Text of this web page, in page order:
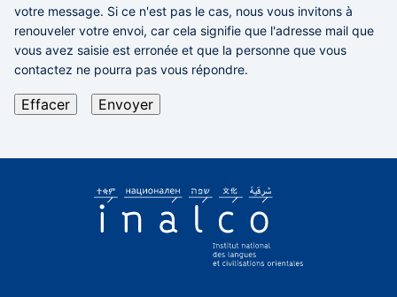
votre message. Si ce n'est pas le cas, nous vous invitons à
renouveler votre envoi, car cela signifie que l'adresse mail que
vous avez saisie est erronée et que la personne que vous
contactez ne pourra pas vous répondre.